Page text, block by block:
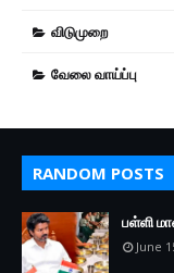
விடுமுறை
வேலை வாய்ப்பு
RANDOM POSTS
பள்ளி
June